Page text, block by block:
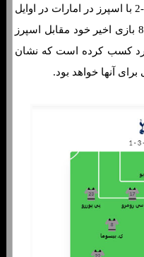
با این حال، میهمانان پس از تساوی 2-2 با اسپرز در امارات در اوایل
فصل محتاط خواهند بود. آرسنال از 8 بازی اخیر خود مقابل اسپرز
کسب کرده است که نشان
آنها خواهد بود.